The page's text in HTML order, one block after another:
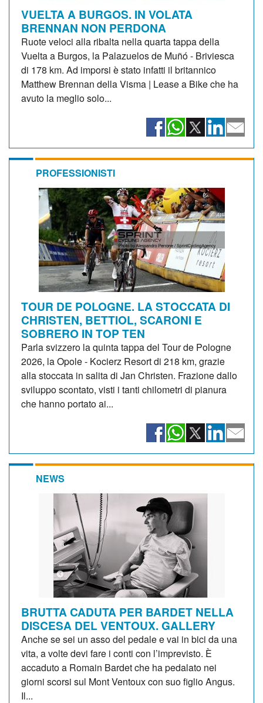
VUELTA A BURGOS. IN VOLATA
BRENNAN NON PERDONA
Ruote veloci alla ribalta nella quarta tappa della
Vuelta a Burgos, la Palazuelos de Muñó - Briviesca
di 178 km. Ad imporsi è stato infatti il britannico
Matthew Brennan della Visma | Lease a Bike che ha
avuto la meglio solo...
PROFESSIONISTI
TOUR DE POLOGNE. LA STOCCATA DI
CHRISTEN, BETTIOL, SCARONI E
SOBRERO IN TOP TEN
Parla svizzero la quinta tappa del Tour de Pologne
2026, la Opole - Kocierz Resort di 218 km, grazie
alla stoccata in salita di Jan Christen. Frazione dallo
sviluppo scontato, visti i tanti chilometri di pianura
che hanno portato ai...
NEWS
BRUTTA CADUTA PER BARDET NELLA
DISCESA DEL VENTOUX. GALLERY
Anche se sei un asso del pedale e vai in bici da una
vita, a volte devi fare i conti con l’imprevisto. È
accaduto a Romain Bardet che ha pedalato nei
giorni scorsi sul Mont Ventoux con suo figlio Angus.
Il...